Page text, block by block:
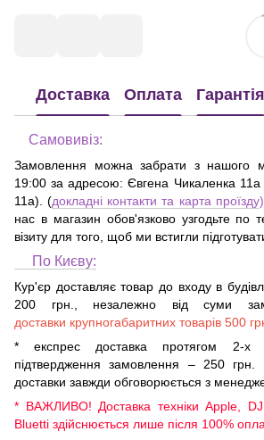
Доставка Оплата Гарантія
Самовивіз:
Замовлення можна забрати з нашого
19:00 за адресою:Євгена Чикаленка 11а
11а) . (докладні контакти та карта проїзду).
нас в магазин обов'язково узгодьте по
візиту для того, щоб ми встигли
По Києву:
Кур'єр доставляє товар до входу в
200 грн., незалежно від суми
доставки крупногабаритних товарів 500
* експрес доставка протягом 2-
підтвердження замовлення – 250 грн.
доставки завжди обговорюється з
* ВАЖЛИВО! Доставка техніки Apple,
Bluetti здійснюється лише після 100%